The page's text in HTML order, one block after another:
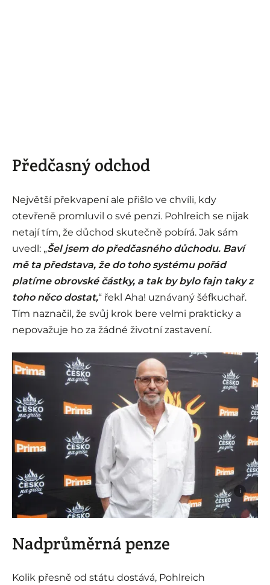
Předčasný odchod
Největší překvapení ale přišlo ve chvíli, kdy
otevřeně promluvil o své penzi. Pohlreich se nijak
netají tím, že důchod skutečně pobírá. Jak sám
uvedl: „Šel jsem do předčasného důchodu. Baví
mě ta představa, že do toho systému pořád
platíme obrovské částky, a tak by bylo fajn taky z
toho něco dostat,“ řekl Aha! uznávaný šéfkuchař.
Tím naznačil, že svůj krok bere velmi prakticky a
nepovažuje ho za žádné životní zastavení.
i
Nadprůměrná penze
Kolik přesně od státu dostává, Pohlreich